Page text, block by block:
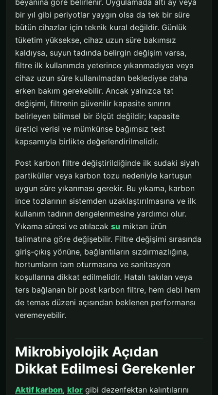
bir yıl gibi periyotlar yaygın olsa da tek bir süre
bütün cihazlar için teknik kural değildir. Günlük
tüketim yüksekse, cihaz uzun süre bakımsız
kaldıysa, suyun tadında belirgin değişim varsa,
filtre ilk kullanımda yeterince yıkanmadıysa veya
cihaz uzun süre kullanılmadan beklediyse daha
erken bakım gerekebilir. Ancak yalnızca tat
değişimi, filtrenin güvenilir kapasite sınırını
belirleyen bilimsel bir ölçüt değildir; kapasite
üretici verisi ve mümkünse bağımsız test
kapsamıyla birlikte değerlendirilmelidir.
Post karbon filtre değiştirildiğinde ilk sudaki siyah
partiküller veya karbon tozu nedeniyle kartuşun
uygun süre yıkanması gerekir. Bu yıkama, karbon
ince tozlarının sistemden uzaklaştırılmasına ve ilk
kullanım tadının dengelenmesine yardımcı olur.
Yıkama süresi ve atılacak su miktarı ürün
talimatına göre değişebilir. Filtre değişimi sırasında
giriş-çıkış yönüne, bağlantıların sızdırmazlığına,
hortumların tam oturmasına ve sanitasyon
koşullarına dikkat edilmelidir. Hatalı takılan veya
ters bağlanan bir post karbon filtre, hem debi hem
de temas düzeni açısından beklenen performansı
veremeyebilir.
Mikrobiyolojik Açıdan
Dikkat Edilmesi Gerekenler
Aktif karbon, klor gibi dezenfektan kalıntılarını